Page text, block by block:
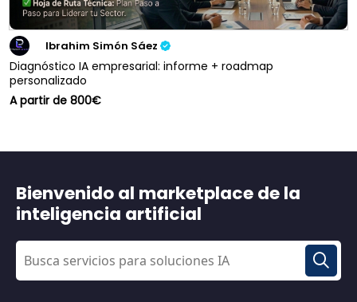
Ibrahim Simón Sáez
Diagnóstico IA empresarial: informe + roadmap
personalizado
A partir de 800€
Bienvenido al marketplace de la
inteligencia artificial